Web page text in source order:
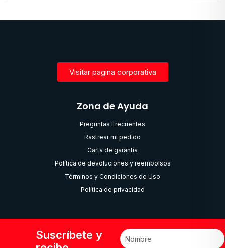
Visitar pagina corporativa
Zona de Ayuda
Preguntas Frecuentes
Rastrear mi pedido
Carta de garantía
Política de devoluciones y reembolsos
Términos y Condiciones de Uso
Política de privacidad
Suscríbete y